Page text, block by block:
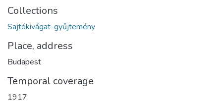
Collections
Sajtókivágat-gyűjtemény
Place, address
Budapest
Temporal coverage
1917